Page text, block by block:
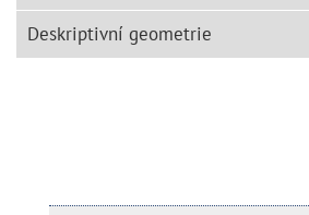
Deskriptivní geometrie